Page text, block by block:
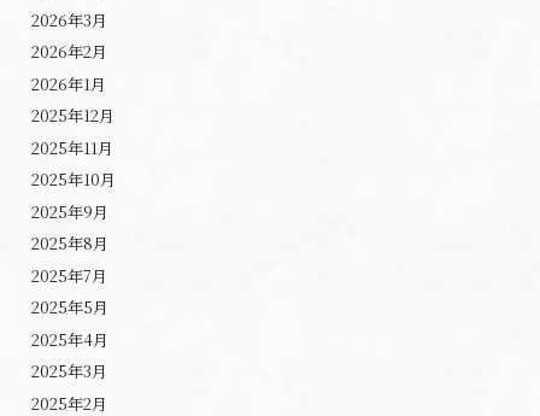
2026年3月
2026年2月
2026年1月
2025年12月
2025年11月
2025年10月
2025年9月
2025年8月
2025年7月
2025年5月
2025年4月
2025年3月
2025年2月